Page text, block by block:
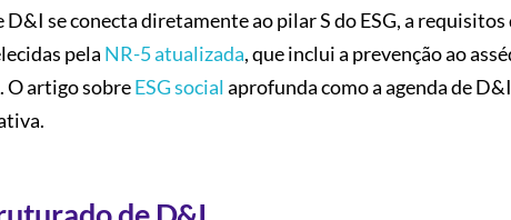
se conecta diretamente ao pilar S do ESG, a requisitos
pela NR-5 atualizada, que inclui a prevenção ao
O artigo sobreESG social aprofunda como a agenda de